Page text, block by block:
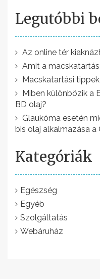
y
n
v
g
á
ó
Legutóbbi
Az online tér
Amit a
Macskatartási
Miben különbözik a
BD olaj?
Glaukóma esetén
bis olaj alkalmazása a
Kategóriák
Egészség
Egyéb
Szolgáltatás
Webáruház